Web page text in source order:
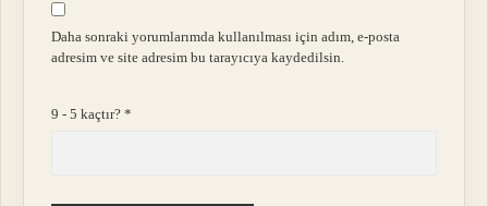
Daha sonraki yorumlarımda kullanılması için adım, e-posta
adresim ve site adresim bu tarayıcıya kaydedilsin.
9 - 5 kaçtır?*